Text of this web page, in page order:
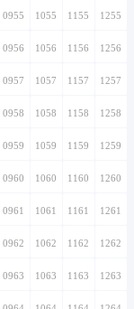
0955 1055 1155 1255
0956 1056 1156 1256
0957 1057 1157 1257
0958 1058 1158 1258
0959 1059 1159 1259
0960 1060 1160 1260
0961 1061 1161 1261
0962 1062 1162 1262
0963 1063 1163 1263